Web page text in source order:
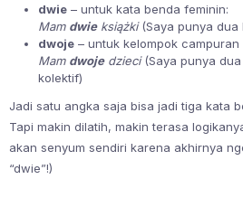
dwie – untuk kata benda feminin:
Mam dwieksiążki(Saya punya dua
dwoje – untuk kelompok
Mam dwojedzieci(Saya punya
kolektif)
Jadi satu angka saja bisa jadi tiga kata
Tapi makin dilatih, makin terasa
akan senyum sendiri karena akhirnya
“dwie”!)